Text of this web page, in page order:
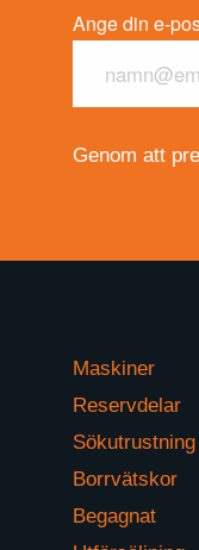
Ange din e-
Genom att
Maskiner
Reservdelar
Sökutrustning
Borrvätskor
Begagnat